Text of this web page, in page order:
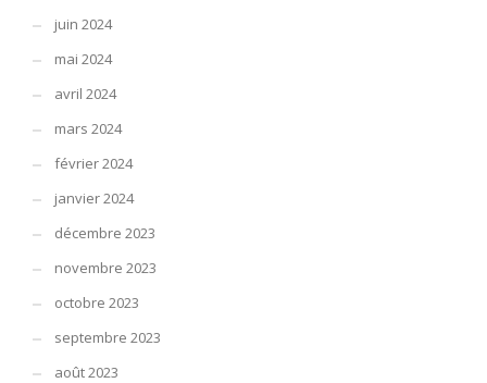
juin 2024
mai 2024
avril 2024
mars 2024
février 2024
janvier 2024
décembre 2023
novembre 2023
octobre 2023
septembre 2023
août 2023